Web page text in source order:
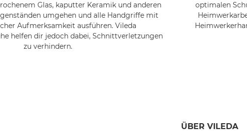
Glas, kaputter Keramik und anderen
umgehen und alle Handgriffe mit
Aufmerksamkeit ausführen. Vileda
helfen dir jedoch dabei, Schnittverletzungen
zu verhindern.
optimalen
ÜBER VILEDA